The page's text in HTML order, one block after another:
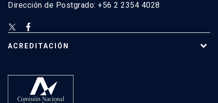
Dirección de Postgrado: +56 2 2354 4028
ACREDITACIÓN